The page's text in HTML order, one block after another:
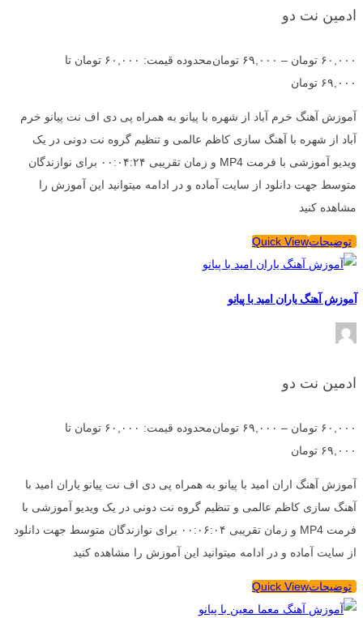
ادمین نت دو
۶۰,۰۰۰ تومان – ۶۹,۰۰۰ تومان
محدوده قیمت: ۶۰,۰۰۰ تومان تا
۶۹,۰۰۰ تومان
آموزش آهنگ خرم آباد از شهره با پیانو به همراه پی دی اف نت پیانو خرم
آباد از شهره با آهنگ سازی کاظم عالمی و تنظیم گروه نت دونی در یک
ویدیو آموزشی با فرمت MP4 و زمان تقریبی ۰۰:۰۴:۲۴ برای نوازندگان
متوسط جهت دانلود از سایت آماده و در ادامه میتوانید این آموزش را
مشاهده کنید
توضیحاتQuick View
آموزش آهنگ یاران امید با پیانو
ادمین نت دو
۶۰,۰۰۰ تومان – ۶۹,۰۰۰ تومان
محدوده قیمت: ۶۰,۰۰۰ تومان تا
۶۹,۰۰۰ تومان
آموزش آهنگ اران امید با پیانو به همراه پی دی اف نت پیانو یاران امید با
آهنگ سازی کاظم عالمی و تنظیم گروه نت دونی در یک ویدیو آموزشی با
فرمت MP4 و زمان تقریبی ۰۰:۰۶:۰۴ برای نوازندگان متوسط جهت دانلود
از سایت آماده و در ادامه میتوانید این آموزش را مشاهده کنید
توضیحاتQuick View